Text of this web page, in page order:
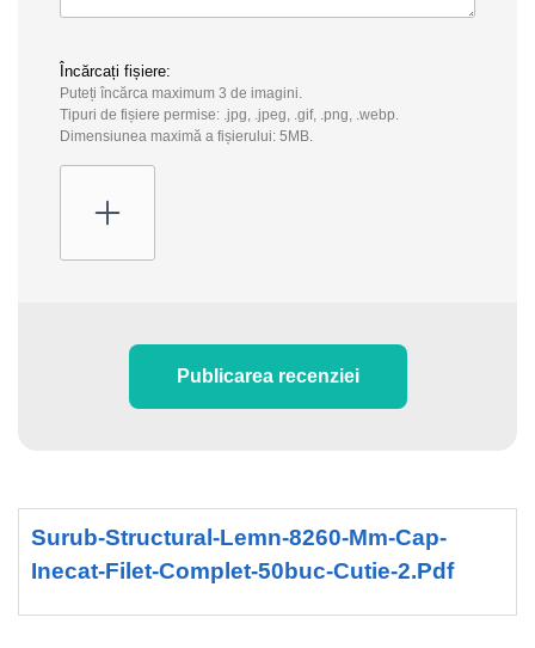
Încărcați fișiere:
Puteți încărca maximum 3 de imagini.
Tipuri de fișiere permise: .jpg, .jpeg, .gif, .png, .webp.
Dimensiunea maximă a fișierului: 5MB.
Publicarea recenziei
Surub-Structural-Lemn-8260-Mm-Cap-
Inecat-Filet-Complet-50buc-Cutie-2.pdf